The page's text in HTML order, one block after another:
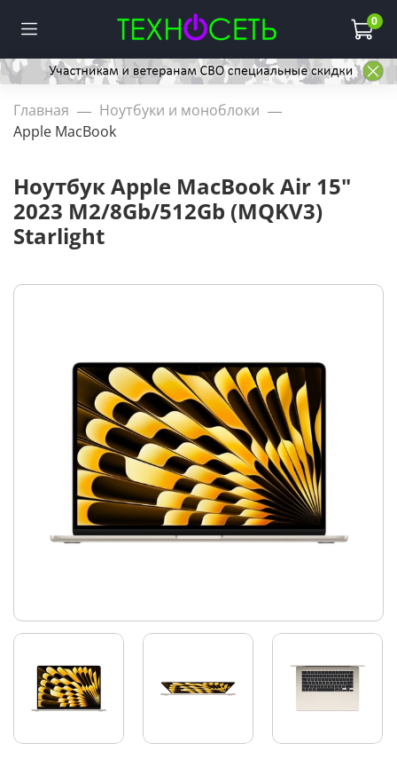
0
Главная
Ноутбуки и моноблоки
Apple MacBook
Ноутбук Apple MacBook Air 15"
2023 M2/8Gb/512Gb (MQKV3)
Starlight